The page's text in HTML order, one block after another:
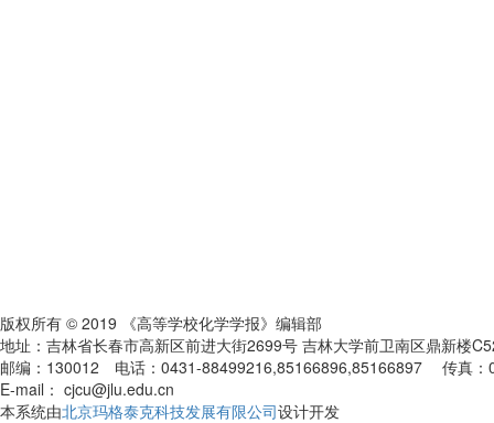
版权所有 © 2019 《高等学校化学学报》编辑部
地址：吉林省长春市高新区前进大街2699号 吉林大学前卫南区鼎新楼
邮编：130012 电话：0431-88499216,85166896,85166897 传真
E-mail： cjcu@jlu.edu.cn
本系统由北京玛格泰克科技发展有限公司设计开发